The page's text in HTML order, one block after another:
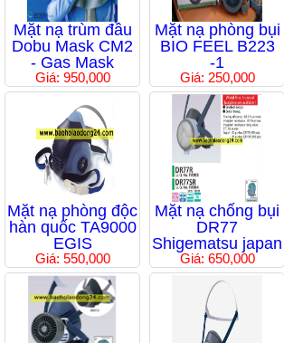
Mặt nạ trùm đầu
Dobu Mask CM2
- Gas Mask
Giá: 950,000
Mặt nạ phòng bụi
BIO FEEL B223
-1
Giá: 250,000
Mặt nạ phòng độc
hàn quốc TA9000
EGIS
Giá: 550,000
Mặt nạ chống bụi
DR77
Shigematsu japan
Giá: 650,000